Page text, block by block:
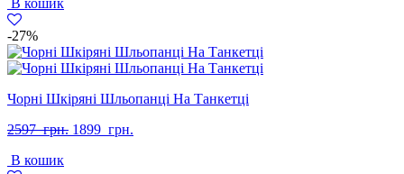
В кошик
-27%
Чорні Шкіряні Шльопанці На Танкетці
2597 грн. Оригінальна
1899 грн.
В кошик